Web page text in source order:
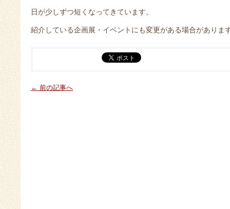
日が少しずつ短くなってきています。
紹介している企画展・イベントにも変更がある場合がありま
← 前の記事へ